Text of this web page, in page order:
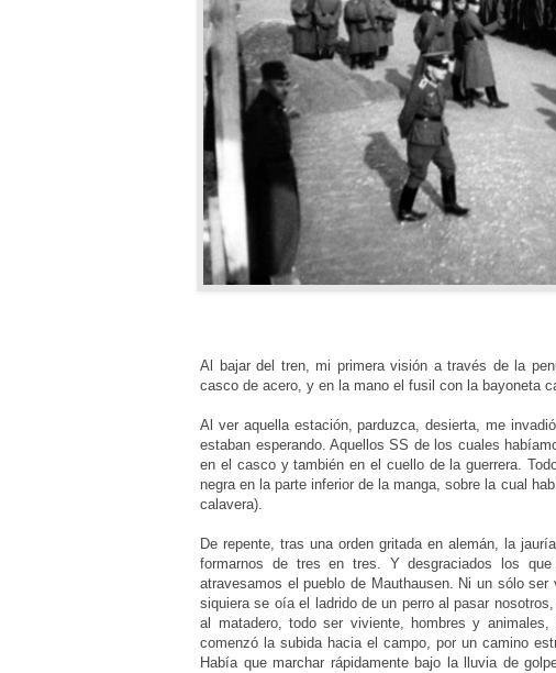
Al bajar del tren, mi primera visión a través de la
casco de acero, y en la mano el fusil con la bayoneta
Al ver aquella estación, parduzca, desierta, me
estaban esperando. Aquellos SS de los cuales
en el casco y también en el cuello de la guerrera.
negra en la parte inferior de la manga, sobre la cual
calavera).
De repente, tras una orden gritada en alemán, la
formarnos de tres en tres. Y desgraciados los
atravesamos el pueblo de Mauthausen. Ni un sólo
siquiera se oía el ladrido de un perro al pasar
al matadero, todo ser viviente, hombres y
comenzó la subida hacia el campo, por un camino
Había que marchar rápidamente bajo la lluvia de